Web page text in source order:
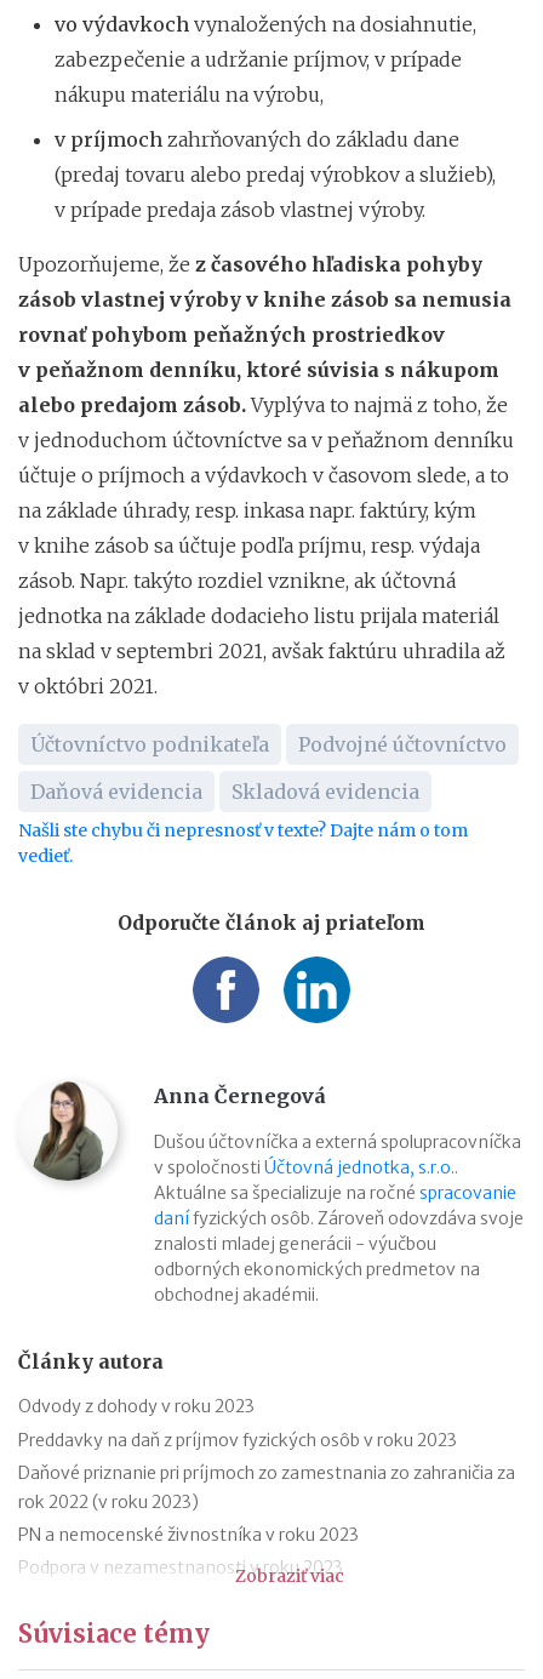
vo výdavkoch vynaložených na dosiahnutie,
zabezpečenie a udržanie príjmov, v prípade
nákupu materiálu na výrobu,
v príjmoch zahrňovaných do základu dane
(predaj tovaru alebo predaj výrobkov a služieb),
v prípade predaja zásob vlastnej výroby.
Upozorňujeme, že z časového hľadiska pohyby
zásob vlastnej výroby v knihe zásob sa nemusia
rovnať pohybom peňažných prostriedkov
v peňažnom denníku, ktoré súvisia s nákupom
alebo predajom zásob.Vyplýva to najmä z toho, že
v jednoduchom účtovníctve sa v peňažnom denníku
účtuje o príjmoch a výdavkoch v časovom slede, a to
na základe úhrady, resp. inkasa napr. faktúry, kým
v knihe zásob sa účtuje podľa príjmu, resp. výdaja
zásob. Napr. takýto rozdiel vznikne, ak účtovná
jednotka na základe dodacieho listu prijala materiál
na sklad v septembri 2021, avšak faktúru uhradila až
v októbri 2021.
Účtovníctvo podnikateľa
Podvojné účtovníctvo
Daňová evidencia
Skladová evidencia
Našli ste chybu či nepresnosť v texte? Dajte nám o tom
vedieť.
Odporučte článok aj priateľom
Anna Černegová
Dušou účtovníčka a externá spolupracovníčka
v spoločnosti Účtovná jednotka, s.r.o..
Aktuálne sa špecializuje na ročné spracovanie
danífyzických osôb. Zároveň odovzdáva svoje
znalosti mladej generácii - výučbou
odborných ekonomických predmetov na
obchodnej akadémii.
Články autora
Odvody z dohody v roku 2023
Preddavky na daň z príjmov fyzických osôb v roku 2023
Daňové priznanie pri príjmoch zo zamestnania zo zahraničia za
rok 2022 (v roku 2023)
PN a nemocenské živnostníka v roku 2023
Podpora v nezamestnanosti v roku 2023
Ročné zúčtovanie dane za rok 2022 (v roku 2023)
Výpočet čistej mzdy v roku 2023
Zobraziť viac
Súvisiace témy